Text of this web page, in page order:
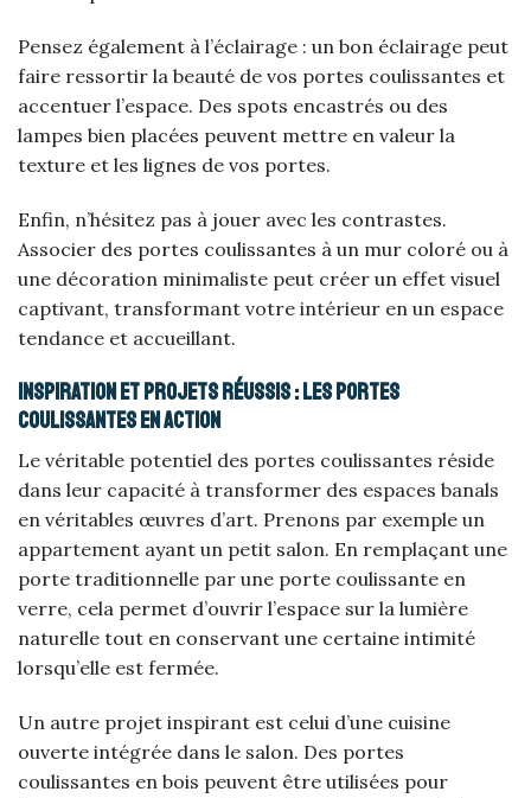
Pensez également à l’éclairage : un bon éclairage peut
faire ressortir la beauté de vos portes coulissantes et
accentuer l’espace. Des spots encastrés ou des
lampes bien placées peuvent mettre en valeur la
texture et les lignes de vos portes.
Enfin, n’hésitez pas à jouer avec les contrastes.
Associer des portes coulissantes à un mur coloré ou à
une décoration minimaliste peut créer un effet visuel
captivant, transformant votre intérieur en un espace
tendance et accueillant.
Inspiration et projets réussis : les portes
coulissantes en action
Le véritable potentiel des portes coulissantes réside
dans leur capacité à transformer des espaces banals
en véritables œuvres d’art. Prenons par exemple un
appartement ayant un petit salon. En remplaçant une
porte traditionnelle par une porte coulissante en
verre, cela permet d’ouvrir l’espace sur la lumière
naturelle tout en conservant une certaine intimité
lorsqu’elle est fermée.
Un autre projet inspirant est celui d’une cuisine
ouverte intégrée dans le salon. Des portes
coulissantes en bois peuvent être utilisées pour